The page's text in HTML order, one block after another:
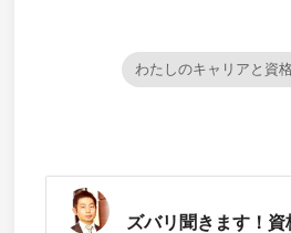
わたしのキャリアと資
ズバリ聞きます！資